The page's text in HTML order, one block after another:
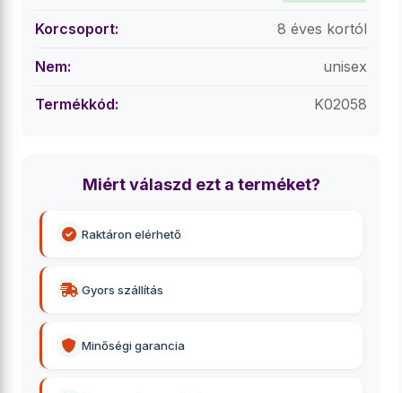
Korcsoport: 8 éves kortól
Nem: unisex
Termékkód: K02058
Miért válaszd ezt a terméket?
Raktáron elérhető
Gyors szállítás
Minőségi garancia